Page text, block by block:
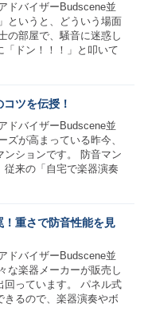
ドバイザーBudscene並
というと、どういう場面
の部屋で、騒音に迷惑し
ドン！！！」と叩いて
ツを伝授！
ドバイザーBudscene並
ズが高まっている昨今、
ンションです。 防音マン
従来の「自宅で楽器演奏
重さで防音性能を見
ドバイザーBudscene並
な楽器メーカーが販売し
回っています。 パネル式
るので、楽器演奏やボ